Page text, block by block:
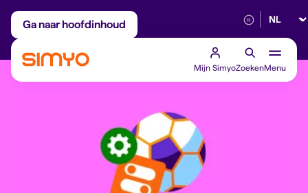
Ga naar hoofdinhoud
Maandelijks aanpasbaar Betrouwbaar
Mijn SimyoZoekenMenu